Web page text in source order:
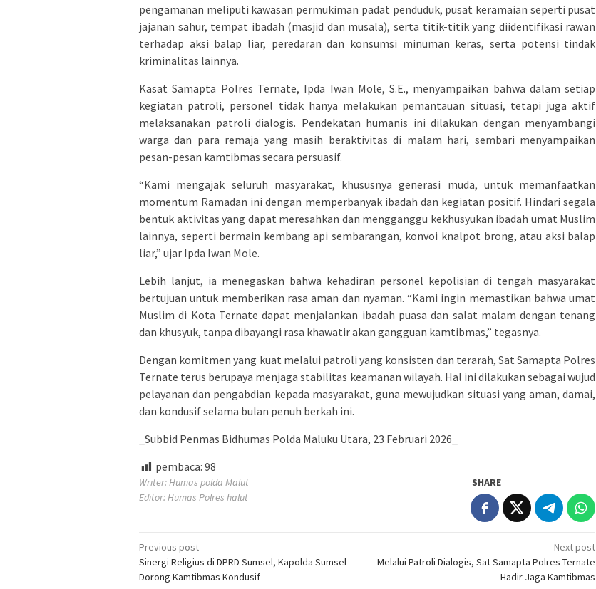
pengamanan meliputi kawasan permukiman padat penduduk, pusat keramaian seperti pusat
jajanan sahur, tempat ibadah (masjid dan musala), serta titik-titik yang diidentifikasi rawan
terhadap aksi balap liar, peredaran dan konsumsi minuman keras, serta potensi tindak
kriminalitas lainnya.
Kasat Samapta Polres Ternate, Ipda Iwan Mole, S.E., menyampaikan bahwa dalam setiap
kegiatan patroli, personel tidak hanya melakukan pemantauan situasi, tetapi juga aktif
melaksanakan patroli dialogis. Pendekatan humanis ini dilakukan dengan menyambangi
warga dan para remaja yang masih beraktivitas di malam hari, sembari menyampaikan
pesan-pesan kamtibmas secara persuasif.
“Kami mengajak seluruh masyarakat, khususnya generasi muda, untuk memanfaatkan
momentum Ramadan ini dengan memperbanyak ibadah dan kegiatan positif. Hindari segala
bentuk aktivitas yang dapat meresahkan dan mengganggu kekhusyukan ibadah umat Muslim
lainnya, seperti bermain kembang api sembarangan, konvoi knalpot brong, atau aksi balap
liar,” ujar Ipda Iwan Mole.
Lebih lanjut, ia menegaskan bahwa kehadiran personel kepolisian di tengah masyarakat
bertujuan untuk memberikan rasa aman dan nyaman. “Kami ingin memastikan bahwa umat
Muslim di Kota Ternate dapat menjalankan ibadah puasa dan salat malam dengan tenang
dan khusyuk, tanpa dibayangi rasa khawatir akan gangguan kamtibmas,” tegasnya.
Dengan komitmen yang kuat melalui patroli yang konsisten dan terarah, Sat Samapta Polres
Ternate terus berupaya menjaga stabilitas keamanan wilayah. Hal ini dilakukan sebagai wujud
pelayanan dan pengabdian kepada masyarakat, guna mewujudkan situasi yang aman, damai,
dan kondusif selama bulan penuh berkah ini.
_Subbid Penmas Bidhumas Polda Maluku Utara, 23 Februari 2026_
pembaca: 98
Writer: Humas polda Malut
Editor: Humas Polres halut
SHARE
Post
navigation
Previous post
Sinergi Religius di DPRD Sumsel, Kapolda Sumsel
Dorong Kamtibmas Kondusif
Next post
Melalui Patroli Dialogis, Sat Samapta Polres Ternate
Hadir Jaga Kamtibmas